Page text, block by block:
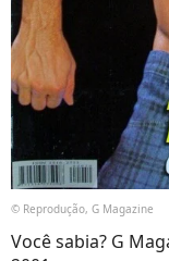
© Reprodução, G Magazine
Você sabia? G